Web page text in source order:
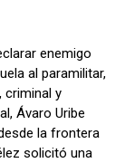
enemigo
al paramilitar,
criminal y
Ávaro Uribe
la frontera
solicitó una